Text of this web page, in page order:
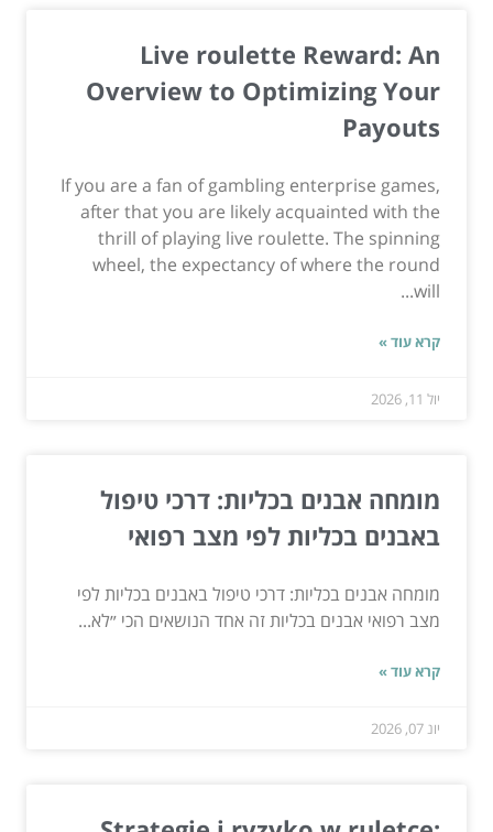
Live roulette Reward: An
Overview to Optimizing Your
Payouts
If you are a fan of gambling enterprise games,
after that you are likely acquainted with the
thrill of playing live roulette. The spinning
wheel, the expectancy of where the round
will...
קרא עוד »
יול 11, 2026
מומחה אבנים בכליות: דרכי טיפול
באבנים בכליות לפי מצב רפואי
מומחה אבנים בכליות: דרכי טיפול באבנים בכליות לפי
מצב רפואי אבנים בכליות זה אחד הנושאים הכי ״לא...
קרא עוד »
יונ 07, 2026